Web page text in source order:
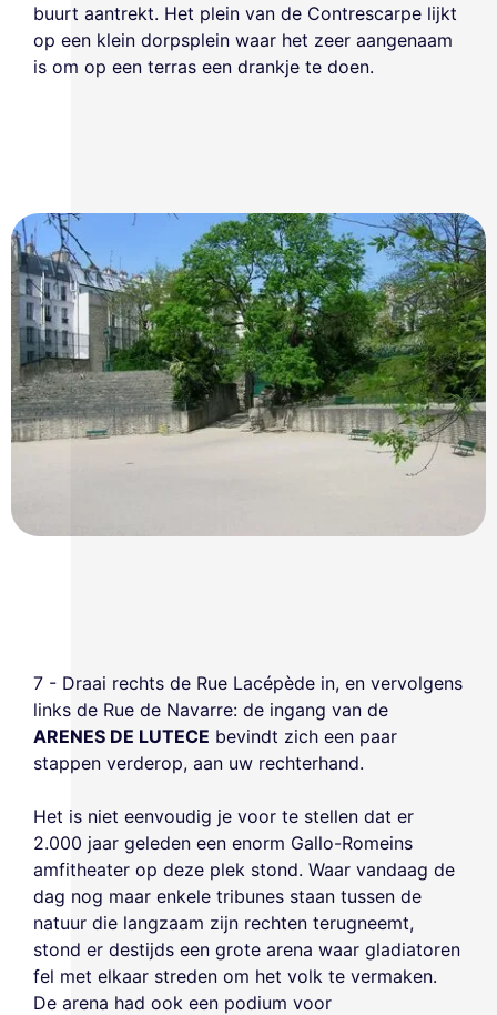
buurt aantrekt. Het plein van de Contrescarpe lijkt
op een klein dorpsplein waar het zeer aangenaam
is om op een terras een drankje te doen.
7 - Draai rechts de Rue Lacépède in, en vervolgens
links de Rue de Navarre: de ingang van de
ARENES DE LUTECE bevindt zich een paar
stappen verderop, aan uw rechterhand.
Het is niet eenvoudig je voor te stellen dat er
2.000 jaar geleden een enorm Gallo-Romeins
amfitheater op deze plek stond. Waar vandaag de
dag nog maar enkele tribunes staan tussen de
natuur die langzaam zijn rechten terugneemt,
stond er destijds een grote arena waar gladiatoren
fel met elkaar streden om het volk te vermaken.
De arena had ook een podium voor